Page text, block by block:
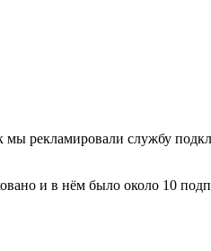
мы рекламировали службу
и в нём было около 10